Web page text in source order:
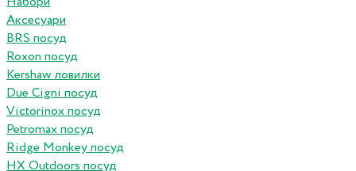
Аксесуари
BRS посуд
Roxon посуд
Kershaw ловилки
Due Cigni посуд
Victorinox посуд
Petromax посуд
Ridge Monkey посуд
HX Outdoors посуд